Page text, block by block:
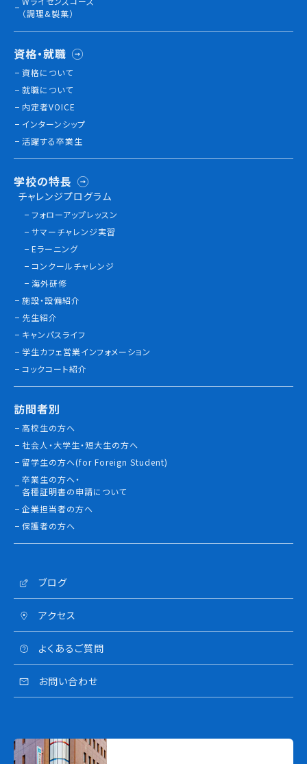
高校生の方へ
社会人・大学生・短大生の方へ
留学生の方へ(for Foreign Student)
卒業生の方へ・
各種証明書の申請について
企業担当者の方へ
保護者の方へ
アクセス
職員採用情報
情報公開
よくあるご質問
お問い合わせ
（調理&製菓）
資格・就職
資格について
就職について
内定者VOICE
インターンシップ
活躍する卒業生
学校の特長
チャレンジプログラム
フォローアップレッスン
サマーチャレンジ実習
Eラーニング
コンクールチャレンジ
海外研修
施設・設備紹介
先生紹介
キャンパスライフ
学生カフェ営業インフォメーション
コックコート紹介
訪問者別
高校生の方へ
社会人・大学生・短大生の方へ
留学生の方へ(for Foreign Student)
卒業生の方へ・
各種証明書の申請について
企業担当者の方へ
保護者の方へ
ブログ
アクセス
よくあるご質問
お問い合わせ